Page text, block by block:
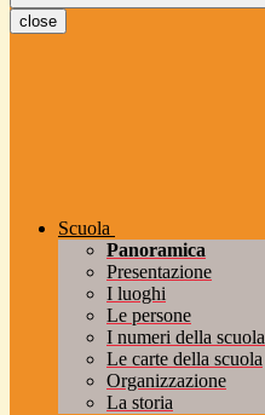
close
Scuola
Panoramica
Presentazione
I luoghi
Le persone
I numeri della scuola
Le carte della scuola
Organizzazione
La storia